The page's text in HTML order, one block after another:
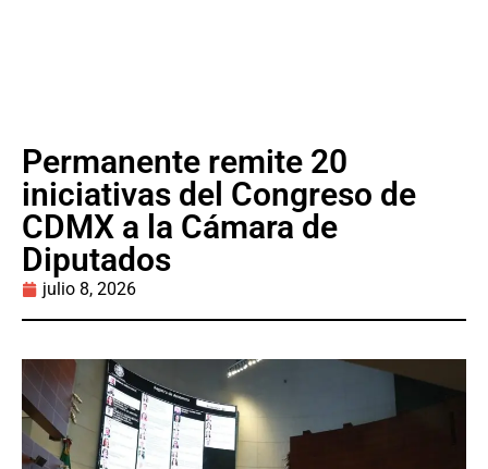
Permanente remite 20
iniciativas del Congreso de
CDMX a la Cámara de
Diputados
julio 8, 2026